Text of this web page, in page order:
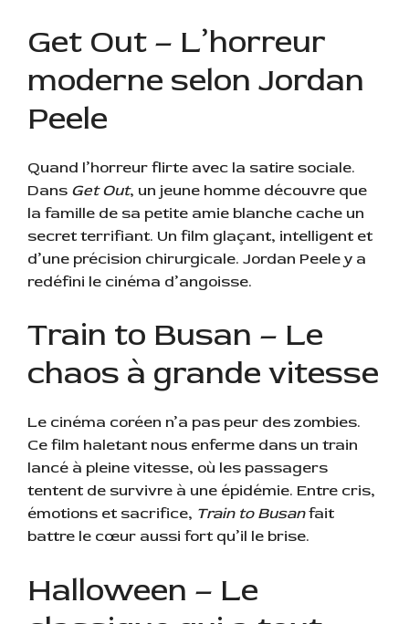
Get Out – L’horreur
moderne selon Jordan
Peele
Quand l’horreur flirte avec la satire sociale.
Dans Get Out, un jeune homme découvre que
la famille de sa petite amie blanche cache un
secret terrifiant. Un film glaçant, intelligent et
d’une précision chirurgicale. Jordan Peele y a
redéfini le cinéma d’angoisse.
Train to Busan – Le
chaos à grande vitesse
Le cinéma coréen n’a pas peur des zombies.
Ce film haletant nous enferme dans un train
lancé à pleine vitesse, où les passagers
tentent de survivre à une épidémie. Entre cris,
émotions et sacrifice, Train to Busanfait
battre le cœur aussi fort qu’il le brise.
Halloween – Le